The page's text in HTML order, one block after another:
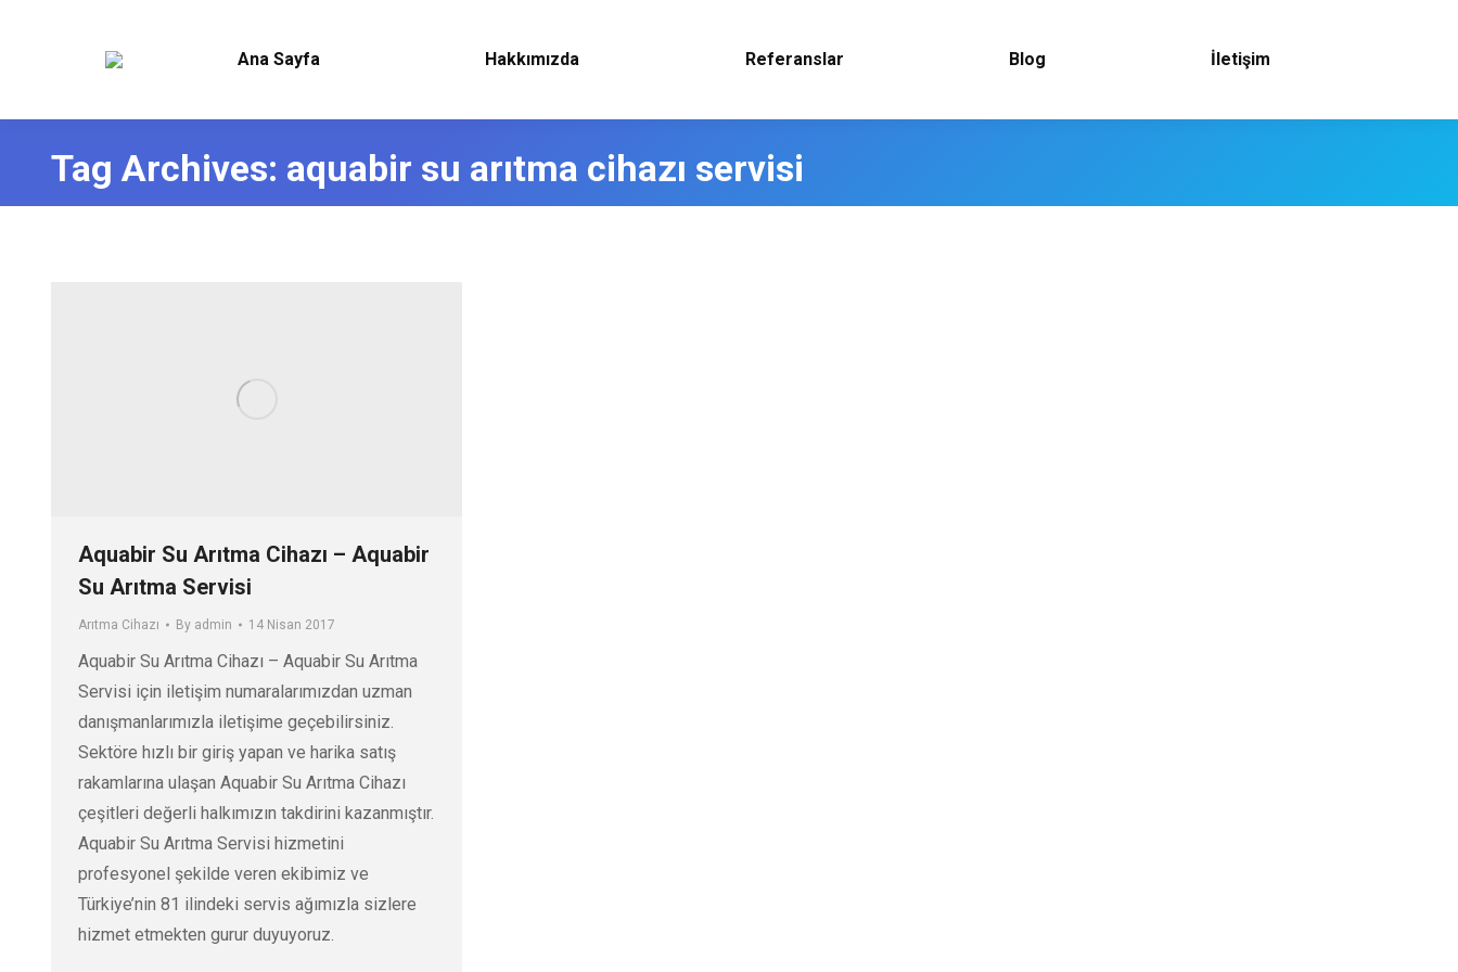
Ana Sayfa Hakkımızda Referanslar Blog İletişim
Tag Archives: aquabir su arıtma cihazı servisi
Aquabir Su Arıtma Cihazı – Aquabir
Su Arıtma Servisi
Arıtma Cihazı By admin 14 Nisan 2017
Aquabir Su Arıtma Cihazı – Aquabir Su Arıtma
Servisi için iletişim numaralarımızdan uzman
danışmanlarımızla iletişime geçebilirsiniz.
Sektöre hızlı bir giriş yapan ve harika satış
rakamlarına ulaşan Aquabir Su Arıtma Cihazı
çeşitleri değerli halkımızın takdirini kazanmıştır.
Aquabir Su Arıtma Servisi hizmetini
profesyonel şekilde veren ekibimiz ve
Türkiye’nin 81 ilindeki servis ağımızla sizlere
hizmet etmekten gurur duyuyoruz.